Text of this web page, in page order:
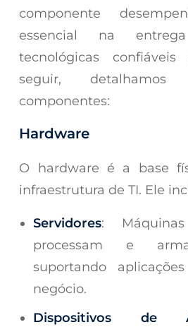
componente
essencial na
tecnológicas
seguir,
componentes:
Hardware
O hardware é a base
infraestrutura de TI. Ele
Servidores:
processam e
suportando
negócio.
Dispositivos de